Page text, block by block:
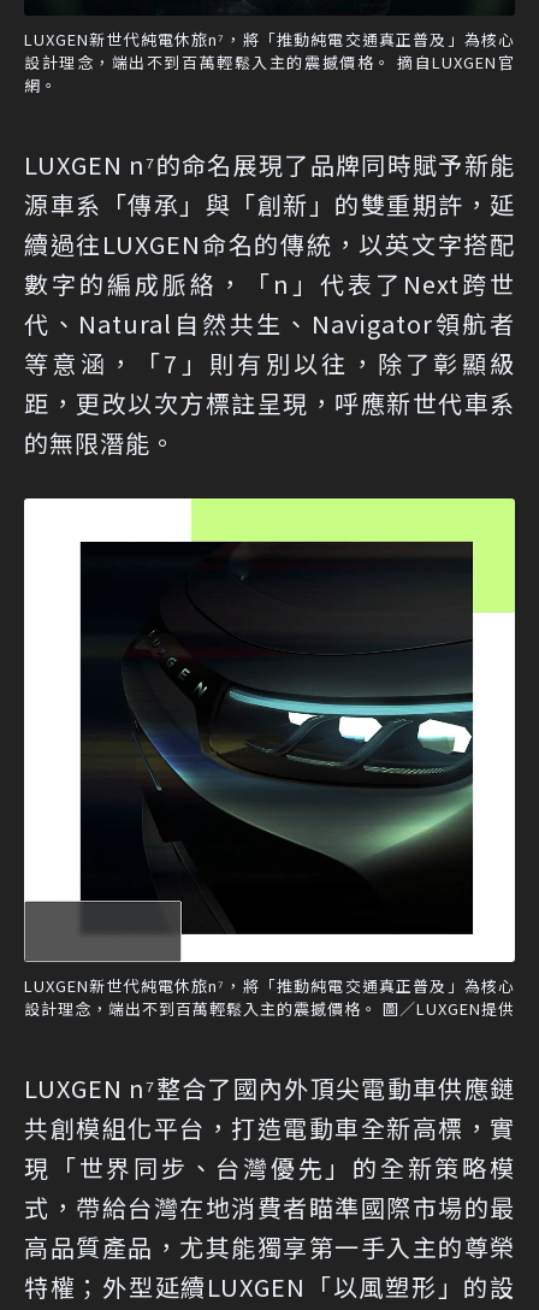
LUXGEN新世代純電休旅n⁷，將「推動純電交通真正普及」為核心
設計理念，端出不到百萬輕鬆入主的震撼價格。 摘自LUXGEN官
網。
LUXGEN n⁷的命名展現了品牌同時賦予新能
源車系「傳承」與「創新」的雙重期許，延
續過往LUXGEN命名的傳統，以英文字搭配
數字的編成脈絡，「n」代表了Next跨世
代、Natural自然共生、Navigator領航者
等意涵，「7」則有別以往，除了彰顯級
距，更改以次方標註呈現，呼應新世代車系
的無限潛能。
LUXGEN新世代純電休旅n⁷，將「推動純電交通真正普及」為核心
設計理念，端出不到百萬輕鬆入主的震撼價格。 圖／LUXGEN提供
LUXGEN n⁷整合了國內外頂尖電動車供應鏈
共創模組化平台，打造電動車全新高標，實
現「世界同步、台灣優先」的全新策略模
式，帶給台灣在地消費者瞄準國際市場的最
高品質產品，尤其能獨享第一手入主的尊榮
特權；外型延續LUXGEN「以風塑形」的設